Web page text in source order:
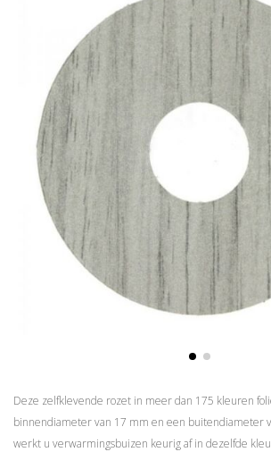
Deze zelfklevende rozet in meer dan 175 kleuren
binnendiameter van 17 mm en een buitendiameter
werkt u verwarmingsbuizen keurig af in dezelfde